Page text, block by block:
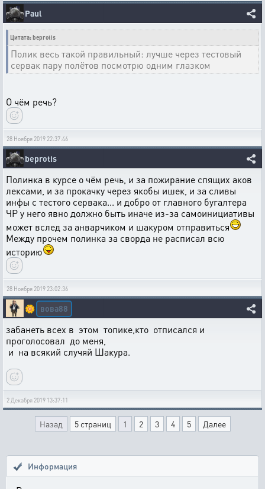
Paul
Цитата: beprotis
Полик весь такой правильный: лучше через тестовый
сервак пару полётов посмотрю одним глазком
О чём речь?
28 Ноября 2019 22:37:46
beprotis
Полинка в курсе о чём речь, и за пожирание спящих аков
лексами, и за прокачку через якобы ишек, и за сливы
инфы с тестого сервака... и добро от главного бугалтера
ЧР у него явно должно быть иначе из-за самоинициативы
может вслед за анварчиком и шакуром отправиться
Между прочем полинка за сворда не расписал всю
историю
28 Ноября 2019 23:02:36
🌼 вова88
забанеть всех в этом топике,кто отписался и
проголосовал до меня,
и на всякий случяй Шакура.
2 Декабря 2019 13:37:11
Назад 5 страниц 1 2 3 4 5 Далее
Информация